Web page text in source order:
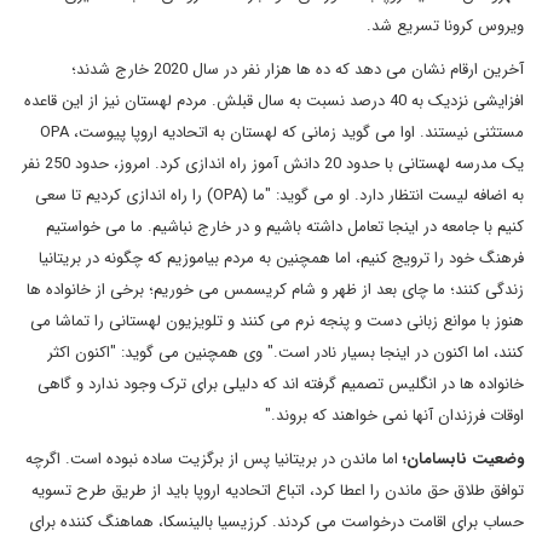
ویروس کرونا تسریع شد.
آخرین ارقام نشان می دهد که ده ها هزار نفر در سال 2020 خارج شدند؛
افزایشی نزدیک به 40 درصد نسبت به سال قبلش. مردم لهستان نیز از این قاعده
مستثنی نیستند. اوا می گوید زمانی که لهستان به اتحادیه اروپا پیوست، OPA
یک مدرسه لهستانی با حدود 20 دانش آموز راه اندازی کرد. امروز، حدود 250 نفر
به اضافه لیست انتظار دارد. او می گوید: "ما (OPA) را راه اندازی کردیم تا سعی
کنیم با جامعه در اینجا تعامل داشته باشیم و در خارج نباشیم. ما می خواستیم
فرهنگ خود را ترویج کنیم، اما همچنین به مردم بیاموزیم که چگونه در بریتانیا
زندگی کنند؛ ما چای بعد از ظهر و شام کریسمس می خوریم؛ برخی از خانواده ها
هنوز با موانع زبانی دست و پنجه نرم می کنند و تلویزیون لهستانی را تماشا می
کنند، اما اکنون در اینجا بسیار نادر است." وی همچنین می گوید: "اکنون اکثر
خانواده ها در انگلیس تصمیم گرفته اند که دلیلی برای ترک وجود ندارد و گاهی
اوقات فرزندان آنها نمی خواهند که بروند."
وضعیت نابسامان؛ اما ماندن در بریتانیا پس از برگزیت ساده نبوده است. اگرچه
توافق طلاق حق ماندن را اعطا کرد، اتباع اتحادیه اروپا باید از طریق طرح تسویه
حساب برای اقامت درخواست می کردند. کرزیسیا بالینسکا، هماهنگ کننده برای